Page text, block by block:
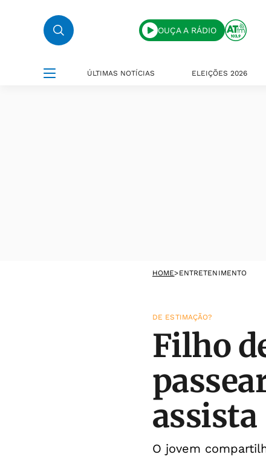
OUÇA A RÁDIO
ÚLTIMAS NOTÍCIAS ELEIÇÕES 2026
HOME>ENTRETENIMENTO
DE ESTIMAÇÃO?
Filho
assista
O jovem